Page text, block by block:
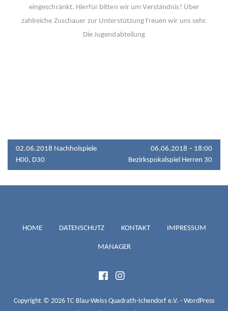
eingeschränkt. Hierfür bitten wir um Verständnis! Über
zahlreiche Zuschauer zur Unterstützung freuen wir uns sehr.
Die Jugendabteilung
BEITRAGSNAVIGATION
02.06.2018 Nachholspiele
H00, D30
06.06.2018 – 18:00
Bezirkspokalspiel Herren 30
TC BLAU-
WEISS
HOME DATENSCHUTZ KONTAKT IMPRESSUM
MANAGER
Copyright © 2026 TC Blau-Weiss Quadrath-Ichendorf e.V. - WordPress